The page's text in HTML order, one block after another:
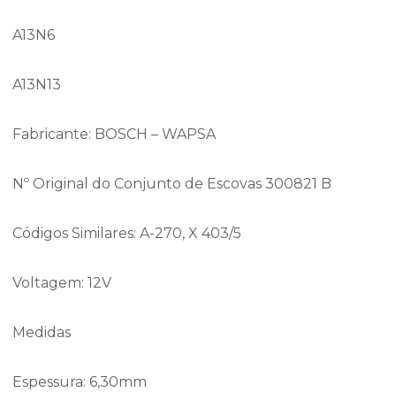
A13N6
A13N13
Fabricante: BOSCH – WAPSA
Nº Original do Conjunto de Escovas 300821 B
Códigos Similares: A-270, X 403/5
Voltagem: 12V
Medidas
Espessura: 6,30mm